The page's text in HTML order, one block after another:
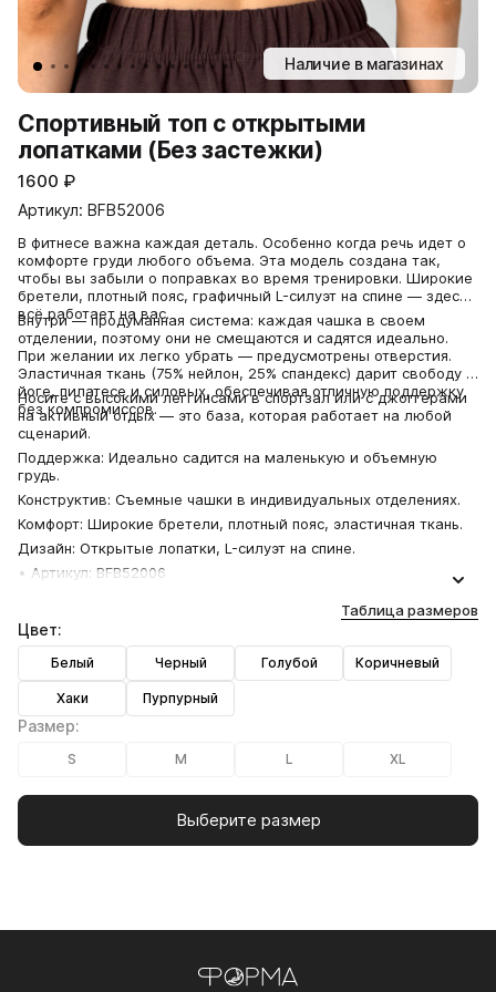
Наличие в магазинах
Спортивный топ c открытыми
лопатками (Без застежки)
1600 ₽
Артикул: BFB52006
В фитнесе важна каждая деталь. Особенно когда речь идет о
комфорте груди любого объема. Эта модель создана так,
чтобы вы забыли о поправках во время тренировки. Широкие
бретели, плотный пояс, графичный L-силуэт на спине — здесь
всё работает на вас.
Внутри — продуманная система: каждая чашка в своем
отделении, поэтому они не смещаются и садятся идеально.
При желании их легко убрать — предусмотрены отверстия.
Эластичная ткань (75% нейлон, 25% спандекс) дарит свободу в
йоге, пилатесе и силовых, обеспечивая отличную поддержку
без компромиссов.
Носите с высокими леггинсами в спортзал или с джоггерами
на активный отдых — это база, которая работает на любой
сценарий.
Поддержка: Идеально садится на маленькую и объемную
грудь.
Конструктив: Съемные чашки в индивидуальных отделениях.
Комфорт: Широкие бретели, плотный пояс, эластичная ткань.
Дизайн: Открытые лопатки, L-силуэт на спине.
• Артикул: BFB52006
Таблица размеров
Цвет:
Белый Черный Голубой Коричневый
Хаки Пурпурный
Размер:
S M L XL
Выберите размер